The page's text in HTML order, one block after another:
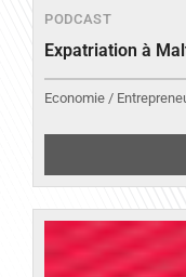
PODCAST
Expatriation à
Economie /